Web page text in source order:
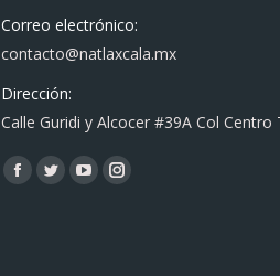
Correo electrónico:
contacto@natlaxcala.mx
Dirección:
Calle Guridi y Alcocer #39A Col Centro
Encuéntranos en:
Facebook
TwitterYouTubeInstagram